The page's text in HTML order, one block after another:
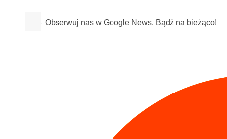
Obserwuj nas w Google News. Bądź na bieżąco!